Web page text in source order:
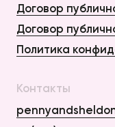
Договор
Договор
Политика
Контакты